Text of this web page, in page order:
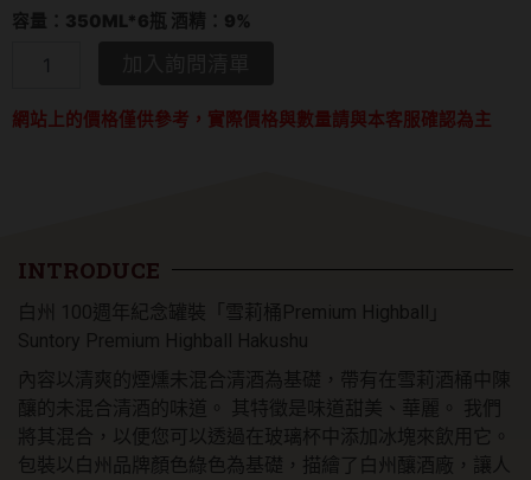
容量：350ML*6瓶 酒精：9%
週
「雪
桶
Premium
(6
入)
數
量
網站上的價格僅供參考，實際價格與數量請與本客服確認為主
INTRODUCE
白州 100週年紀念罐裝「雪莉桶Premium Highball」
Suntory Premium Highball Hakushu
內容以清爽的煙燻未混合清酒為基礎，帶有在雪莉酒桶中陳
釀的未混合清酒的味道。 其特徵是味道甜美、華麗。 我們
將其混合，以便您可以透過在玻璃杯中添加冰塊來飲用它。
包裝以白州品牌顏色綠色為基礎，描繪了白州釀酒廠，讓人